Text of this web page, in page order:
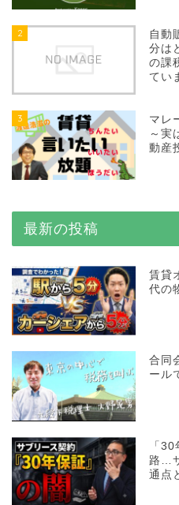
2
自動
分は
の課
てい
3
マレ
～実
動産
最新の投稿
賃貸
代の
合同
ール
「
路…
通点